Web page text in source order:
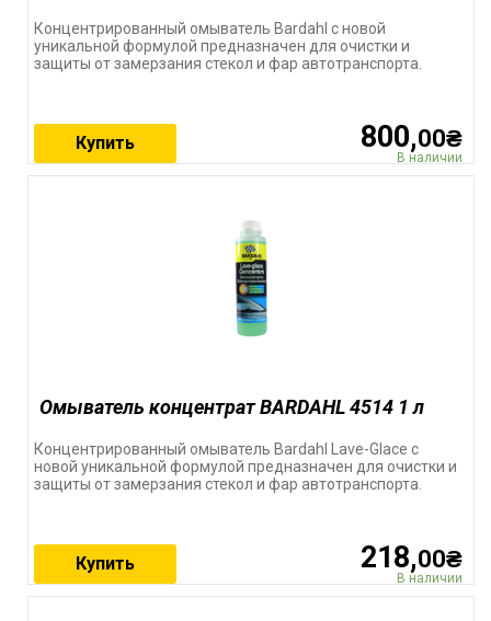
Концентрированный омыватель Bardahl с новой
уникальной формулой предназначен для очистки и
защиты от замерзания стекол и фар автотранспорта.
800,00₴
В наличии
Купить
Омыватель концентрат BARDAHL 4514 1 л
Концентрированный омыватель Bardahl Lave-Glace с
новой уникальной формулой предназначен для очистки и
защиты от замерзания стекол и фар автотранспорта.
218,00₴
В наличии
Купить